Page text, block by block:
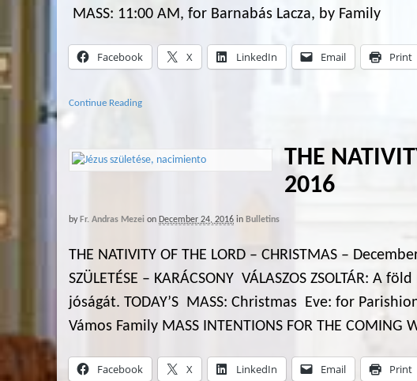
MASS: 11:00 AM, for Barnabás Lacza,
Facebook X LinkedIn Email Print
Continue Reading
THE
2016
by Fr. Andras Mezei on December 24, 2016 in Bulletins
THE NATIVITY OF THE LORD – CHRISTMAS –
SZÜLETÉSE – KARÁCSONY VÁLASZOS ZSOLTÁR:
jóságát. TODAY’S MASS: Christmas Eve: for
Vámos Family MASS INTENTIONS FOR THE
Facebook X LinkedIn Email Print